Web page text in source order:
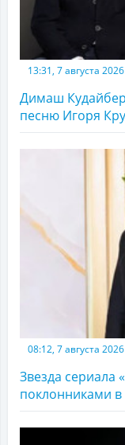
13:31, 7 августа 2026
Димаш
песню Игоря
08:12, 7 августа 2026
Звезда сериала
поклонниками в